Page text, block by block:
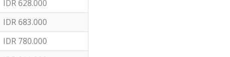
IDR 628.000
IDR 683.000
IDR 780.000